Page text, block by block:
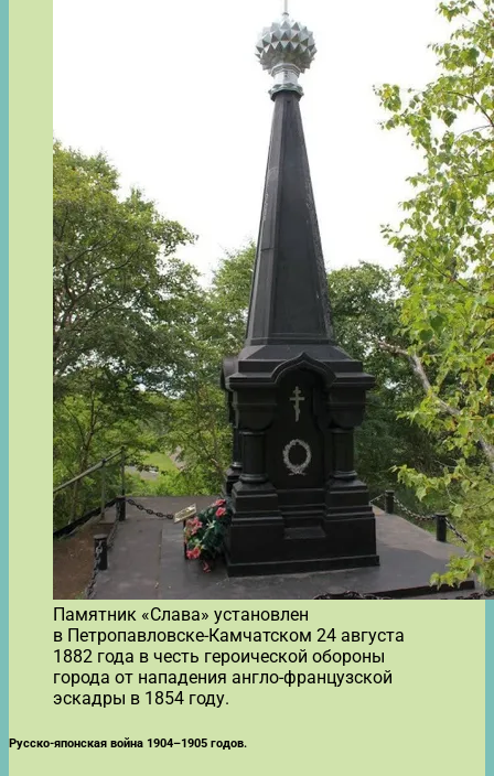
Памятник «Слава» установлен
в Петропавловске-Камчатском 24 августа
1882 года в честь героической обороны
города от нападения англо-французской
эскадры в 1854 году.
Русско-японская война 1904–1905 годов.